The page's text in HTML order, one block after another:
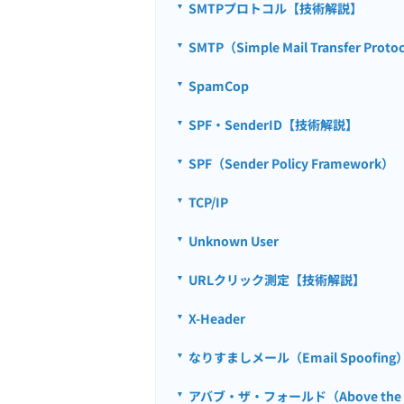
SMTPプロトコル【技術解説】
SMTP（Simple Mail Transfer
SpamCop
SPF・SenderID【技術解説】
SPF（Sender Policy Framework）
TCP/IP
Unknown User
URLクリック測定【技術解説】
X-Header
なりすましメール（Email Spoofing）
アバブ・ザ・フォールド（Above the